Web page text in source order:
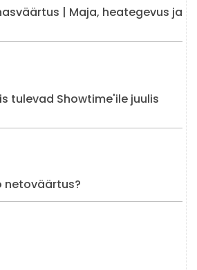
| Maja, heategevus ja
tulevad Showtime'ile juulis
netoväärtus?